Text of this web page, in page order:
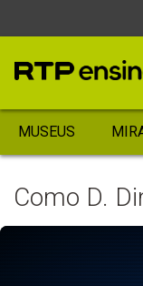
MUSEUS
Como D.